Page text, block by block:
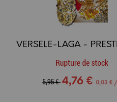
Rupture de stock
5,95 €4,76 €0,03 €